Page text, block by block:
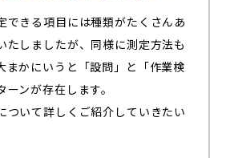
できる項目には種類がたくさんあ
たしましたが、同様に測定方法も
まかにいうと「設問」と「作業検
ンが存在します。
ついて詳しくご紹介していきたい